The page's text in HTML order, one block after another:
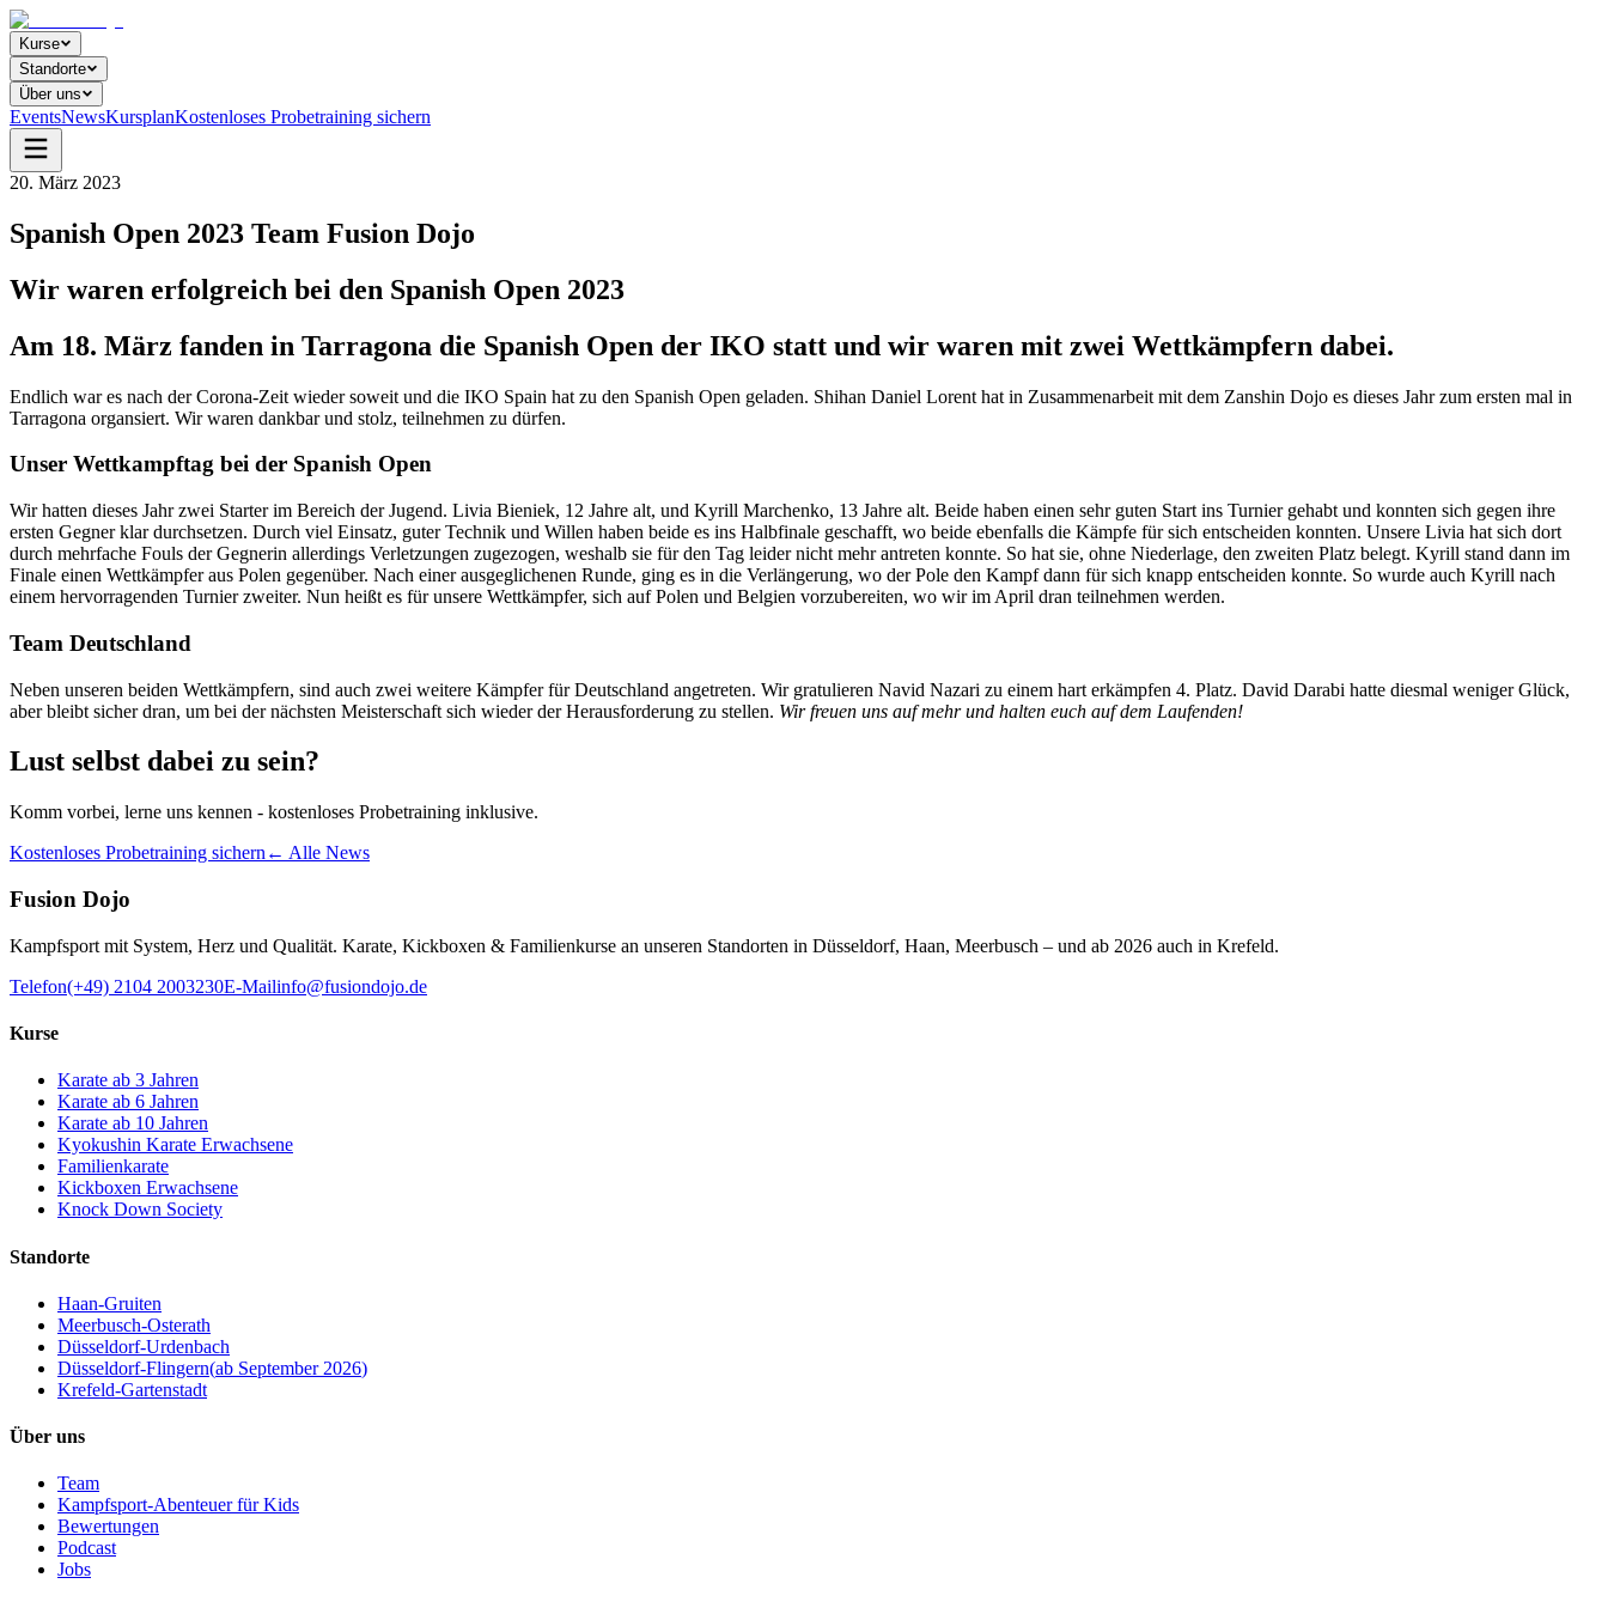
Kurse
Standorte
Über uns
EventsNewsKursplanKostenloses Probetraining sichern
20. März 2023
Spanish Open 2023 Team Fusion Dojo
Wir waren erfolgreich bei den Spanish Open 2023
Am 18. März fanden in Tarragona die Spanish Open der IKO statt und wir waren mit zwei Wettkämpfern dabei.
Endlich war es nach der Corona-Zeit wieder soweit und die IKO Spain hat zu den Spanish Open geladen. Shihan Daniel Lorent hat in Zusammenarbeit mit dem Zanshin Dojo es dieses Jahr zum ersten mal in
Tarragona organsiert. Wir waren dankbar und stolz, teilnehmen zu dürfen.
Unser Wettkampftag bei der Spanish Open
Wir hatten dieses Jahr zwei Starter im Bereich der Jugend. Livia Bieniek, 12 Jahre alt, und Kyrill Marchenko, 13 Jahre alt. Beide haben einen sehr guten Start ins Turnier gehabt und konnten sich gegen ihre
ersten Gegner klar durchsetzen. Durch viel Einsatz, guter Technik und Willen haben beide es ins Halbfinale geschafft, wo beide ebenfalls die Kämpfe für sich entscheiden konnten. Unsere Livia hat sich dort
durch mehrfache Fouls der Gegnerin allerdings Verletzungen zugezogen, weshalb sie für den Tag leider nicht mehr antreten konnte. So hat sie, ohne Niederlage, den zweiten Platz belegt. Kyrill stand dann im
Finale einen Wettkämpfer aus Polen gegenüber. Nach einer ausgeglichenen Runde, ging es in die Verlängerung, wo der Pole den Kampf dann für sich knapp entscheiden konnte. So wurde auch Kyrill nach
einem hervorragenden Turnier zweiter. Nun heißt es für unsere Wettkämpfer, sich auf Polen und Belgien vorzubereiten, wo wir im April dran teilnehmen werden.
Team Deutschland
Neben unseren beiden Wettkämpfern, sind auch zwei weitere Kämpfer für Deutschland angetreten. Wir gratulieren Navid Nazari zu einem hart erkämpfen 4. Platz. David Darabi hatte diesmal weniger Glück,
aber bleibt sicher dran, um bei der nächsten Meisterschaft sich wieder der Herausforderung zu stellen. Wir freuen uns auf mehr und halten euch auf dem Laufenden!
Lust selbst dabei zu sein?
Komm vorbei, lerne uns kennen - kostenloses Probetraining inklusive.
Kostenloses Probetraining sichern ← Alle News
Fusion Dojo
Kampfsport mit System, Herz und Qualität. Karate, Kickboxen & Familienkurse an unseren Standorten in Düsseldorf, Haan, Meerbusch – und ab 2026 auch in Krefeld.
Telefon(+49) 2104 2003230E-Mailinfo@fusiondojo.de
Kurse
Karate ab 3 Jahren
Karate ab 6 Jahren
Karate ab 10 Jahren
Kyokushin Karate Erwachsene
Familienkarate
Kickboxen Erwachsene
Knock Down Society
Standorte
Haan-Gruiten
Meerbusch-Osterath
Düsseldorf-Urdenbach
Düsseldorf-Flingern(ab September 2026)
Krefeld-Gartenstadt
Über uns
Team
Kampfsport-Abenteuer für Kids
Bewertungen
Podcast
Jobs